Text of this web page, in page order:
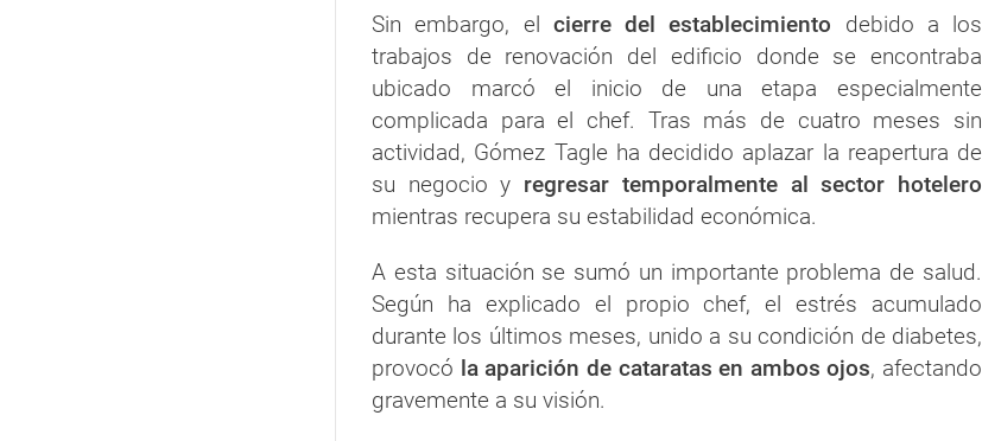
Sin embargo, el cierre del establecimiento debido a los
trabajos de renovación del edificio donde se encontraba
ubicado marcó el inicio de una etapa especialmente
complicada para el chef. Tras más de cuatro meses sin
actividad, Gómez Tagle ha decidido aplazar la reapertura de
su negocio y regresar temporalmente al sector hotelero
mientras recupera su estabilidad económica.
A esta situación se sumó un importante problema de salud.
Según ha explicado el propio chef, el estrés acumulado
durante los últimos meses, unido a su condición de diabetes,
provocó la aparición de cataratas en ambos ojos, afectando
gravemente a su visión.